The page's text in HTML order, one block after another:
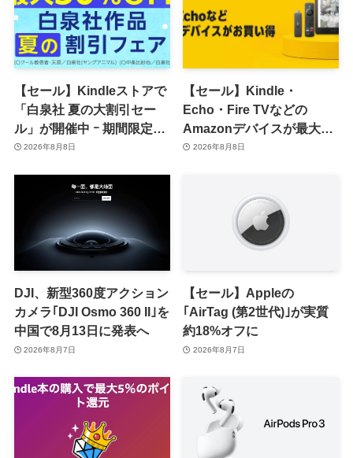
【セール】Kindleストアで
「白泉社 夏の大割引セー
ル」が開催中 ｰ 期間限定
70％オフや全巻50％オフな
2026年8月8日
【セール】Kindle・
Echo・Fire TVなどの
Amazonデバイスが最大
31%オフに
2026年8月8日
DJI、新型360度アクション
カメラ｢DJI Osmo 360 II｣を
中国で8月13日に発表へ
2026年8月7日
【セール】Appleの
｢AirTag (第2世代)｣が実質
約18%オフに
2026年8月7日